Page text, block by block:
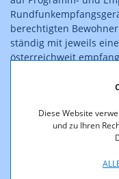
Diese Website
und zu Ihren
berechtigten
ständig mit jeweils
österreichweit
Fernsehens versorgt
vom ORF
vorliegen, benötigt
Versorgung mit dem
beantragten